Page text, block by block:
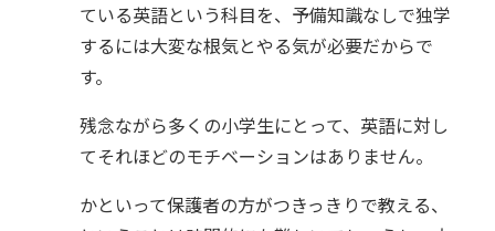
ている英語という科目を、予備知識なしで独学
するには大変な根気とやる気が必要だからで
す。
残念ながら多くの小学生にとって、英語に対し
てそれほどのモチベーションはありません。
かといって保護者の方がつきっきりで教える、